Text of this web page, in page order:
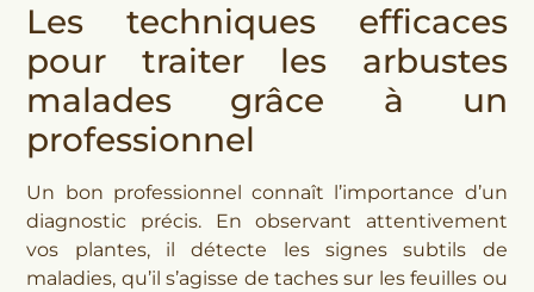
Les techniques efficaces
pour traiter les arbustes
malades grâce à un
professionnel
Un bon professionnel connaît l’importance d’un
diagnostic précis. En observant attentivement
vos plantes, il détecte les signes subtils de
maladies, qu’il s’agisse de taches sur les feuilles ou